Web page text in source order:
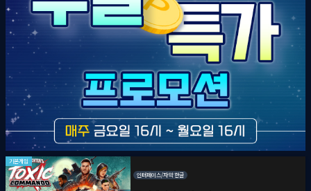
기본게임
인터페이스/자막 한글